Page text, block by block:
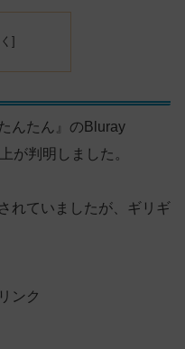
んたん』のBluray
が判明しました。
れていましたが、ギリギ
ンク